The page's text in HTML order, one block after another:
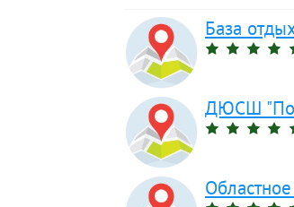
База
ДЮСШ